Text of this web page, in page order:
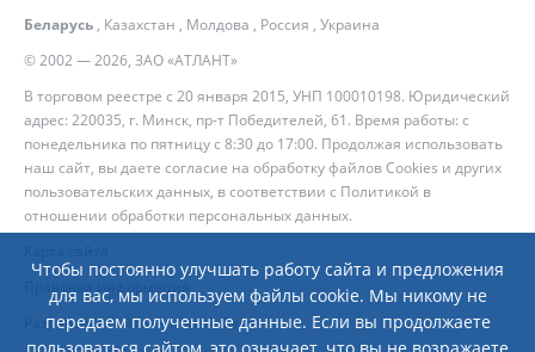
Чтобы постоянно улучшать работу сайта и предложения
для вас, мы используем файлы cookie. Мы никому не
передаем полученные данные. Если вы продолжаете
© 2002 — 2026, ЗАО «АТЛАНТ»
В торговом реестре с 20 января 2015, УНП 100010198. Юридический
адрес: 220035, г. Минск, пр-т Победителей, 61. Время работы: с
понедельника по пятницу с 8:30 до 17:00. Продолжая использовать
наш сайт, вы даете согласие на обработку файлов Cookies и других
пользовательских данных, в соответствии с Политикой в
отношении обработки персональных данных.
Разработка сайта— Новый Сайт
Беларусь , Казахстан , Молдова , Россия , Украина